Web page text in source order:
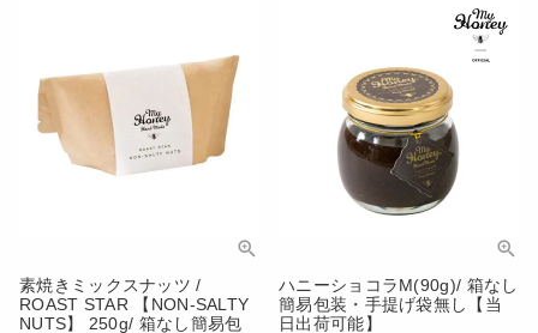
素焼きミックスナッツ /
ROAST STAR 【NON-SALTY
NUTS】 250g/ 箱なし簡易包
ハニーショコラM(90g)/ 箱なし
簡易包装・手提げ袋無し【当
日出荷可能】